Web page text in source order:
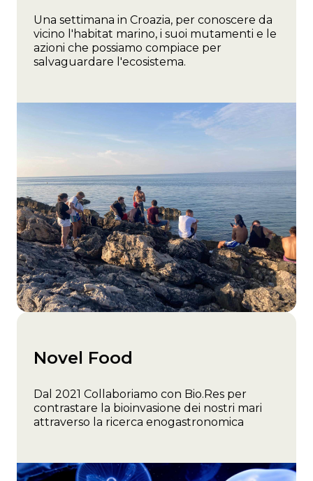
Una settimana in Croazia, per conoscere da
vicino l'habitat marino, i suoi mutamenti e le
azioni che possiamo compiace per
salvaguardare l'ecosistema.
Novel Food
Dal 2021 Collaboriamo con Bio.Res per
contrastare la bioinvasione dei nostri mari
attraverso la ricerca enogastronomica